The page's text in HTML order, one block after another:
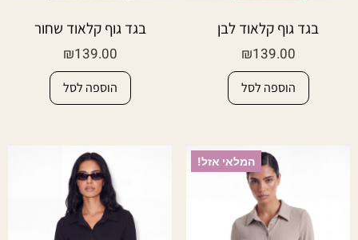
בגד גוף קלאוד לבן
₪139.00
הוספה לסל
בגד גוף קלאוד שחור
₪139.00
הוספה לסל
המלאי אזל!